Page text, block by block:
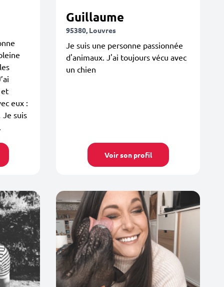
et
eux :
suis
Guillaume
95380, Louvres
Je suis une personne passionnée
d'animaux. J'ai toujours vécu avec
un chien
Voir son profil